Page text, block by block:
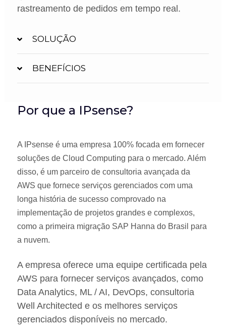
rastreamento de pedidos em tempo real.
SOLUÇÃO
BENEFÍCIOS
Por que a IPsense?
A IPsense é uma empresa 100% focada em fornecer
soluções de Cloud Computing para o mercado. Além
disso, é um parceiro de consultoria avançada da
AWS que fornece serviços gerenciados com uma
longa história de sucesso comprovado na
implementação de projetos grandes e complexos,
como a primeira migração SAP Hanna do Brasil para
a nuvem.
A empresa oferece uma equipe certificada pela
AWS para fornecer serviços avançados, como
Data Analytics, ML / AI, DevOps, consultoria
Well Architected e os melhores serviços
gerenciados disponíveis no mercado.